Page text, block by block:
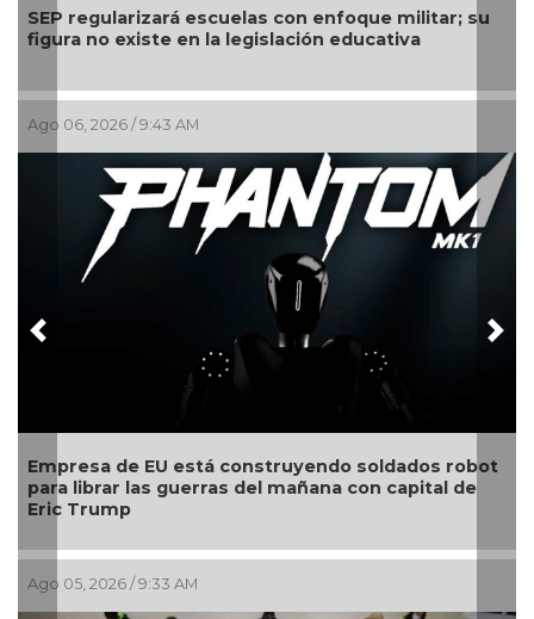
enfoque militar; su
educativa
soldados robot
con capital de
Comienza el pago de la Beca
calendario por apellido del 3
Estudiante de la UV gana oro
competencia universitaria
Previous